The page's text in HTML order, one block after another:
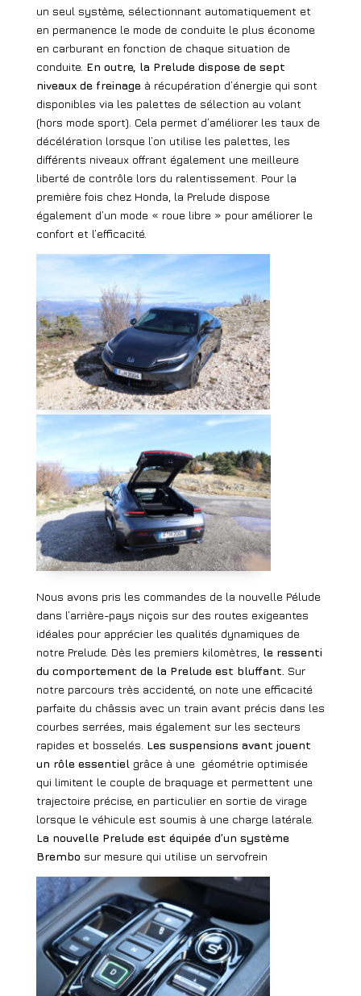
un seul système, sélectionnant automatiquement et
en permanence le mode de conduite le plus économe
en carburant en fonction de chaque situation de
conduite. En outre, la Prelude dispose de sept
niveaux de freinage à récupération d’énergie qui sont
disponibles via les palettes de sélection au volant
(hors mode sport). Cela permet d’améliorer les taux de
décélération lorsque l’on utilise les palettes, les
différents niveaux offrant également une meilleure
liberté de contrôle lors du ralentissement. Pour la
première fois chez Honda, la Prelude dispose
également d’un mode « roue libre » pour améliorer le
confort et l’efficacité.
Nous avons pris les commandes de la nouvelle Pélude
dans l’arrière-pays niçois sur des routes exigeantes
idéales pour apprécier les qualités dynamiques de
notre Prelude. Dès les premiers kilomètres, le ressenti
du comportement de la Prelude est bluffant. Sur
notre parcours très accidenté, on note une efficacité
parfaite du châssis avec un train avant précis dans les
courbes serrées, mais également sur les secteurs
rapides et bosselés. Les suspensions avant jouent
un rôle essentiel grâce à une géométrie optimisée
qui limitent le couple de braquage et permettent une
trajectoire précise, en particulier en sortie de virage
lorsque le véhicule est soumis à une charge latérale.
La nouvelle Prelude est équipée d’un système
Brembo sur mesure qui utilise un servofrein